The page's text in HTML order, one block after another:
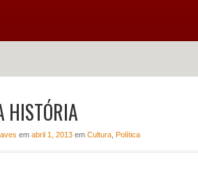
NOTÍCIAS
CONTATO
HISTÓRIA
em abril 1, 2013em Cultura, Política